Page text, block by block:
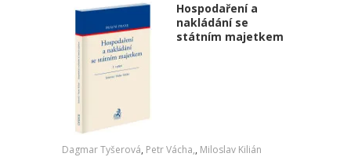
Hospodaření a
nakládání se
státním majetkem
Dagmar Tyšerová, Petr Vácha,, Miloslav Kilián